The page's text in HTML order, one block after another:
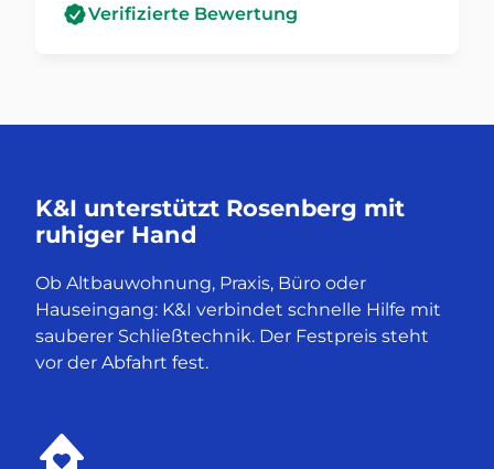
Verifizierte Bewertung
K&I unterstützt Rosenberg mit
ruhiger Hand
Ob Altbauwohnung, Praxis, Büro oder
Hauseingang: K&I verbindet schnelle Hilfe mit
sauberer Schließtechnik. Der Festpreis steht
vor der Abfahrt fest.